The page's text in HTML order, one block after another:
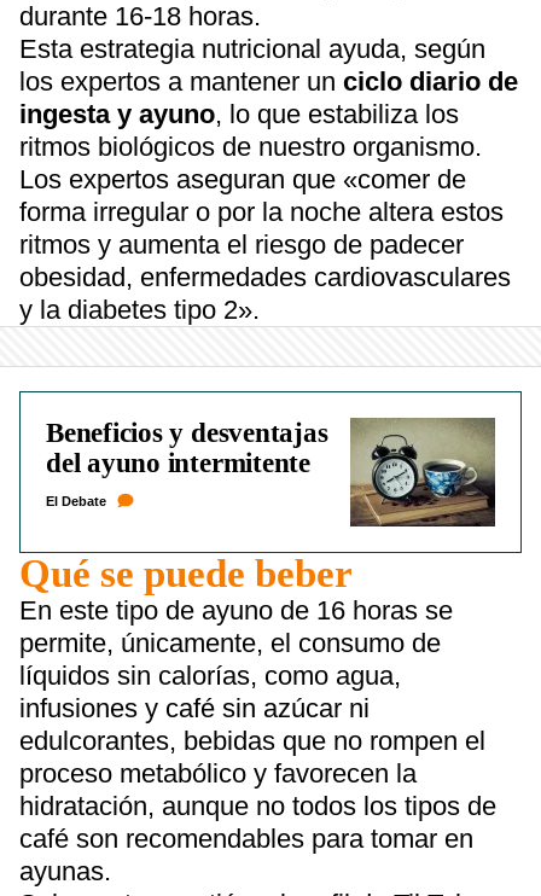
durante 16-18 horas.
Esta estrategia nutricional ayuda, según
los expertos a mantener un ciclo diario de
ingesta y ayuno, lo que estabiliza los
ritmos biológicos de nuestro organismo.
Los expertos aseguran que «comer de
forma irregular o por la noche altera estos
ritmos y aumenta el riesgo de padecer
obesidad, enfermedades cardiovasculares
y la diabetes tipo 2».
Beneficios y desventajas
del ayuno intermitente
El Debate
Qué se puede beber
En este tipo de ayuno de 16 horas se
permite, únicamente, el consumo de
líquidos sin calorías, como agua,
infusiones y café sin azúcar ni
edulcorantes, bebidas que no rompen el
proceso metabólico y favorecen la
hidratación, aunque no todos los tipos de
café son recomendables para tomar en
ayunas.